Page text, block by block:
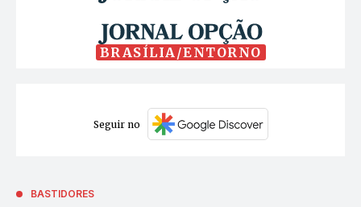
BRASÍLIA/ENTORNO
Seguir no
BASTIDORES